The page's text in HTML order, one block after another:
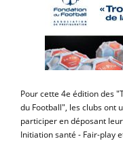
Pour cette 4e édition des
du Football", les clubs ont
participer en déposant
Initiation santé - Fair-play